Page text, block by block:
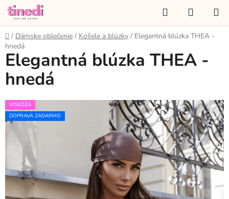
Prejsť
obsah
Hľadať
KOŠÍK
Domov
/ Dámske oblečenie / Košele a blúzky / Elegantná blúzka THEA -
hnedá
Elegantná blúzka THEA -
hnedá
VISKÓZA
DOPRAVA ZADARMO